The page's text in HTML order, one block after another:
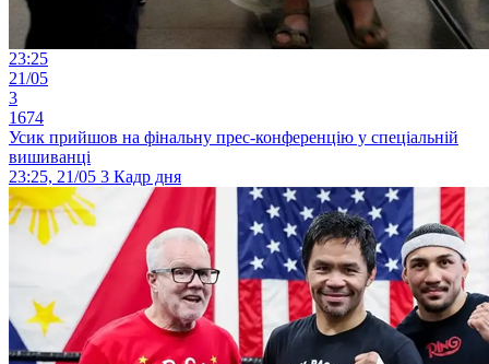
23:25
21/05
3
1674
Усик прийшов на фінальну прес-конференцію у спеціальній
вишиванці
23:25, 21/05 3 Кадр дня